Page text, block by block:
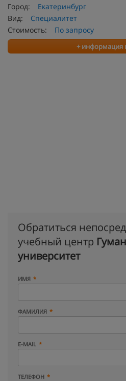
Город:
Екатеринбург
Вид:
Специалитет
Стоимость:
По запросу
+ информация
Обратиться
учебный центр
университет
ИМЯ
ФАМИЛИЯ
E-MAIL
ТЕЛЕФОН